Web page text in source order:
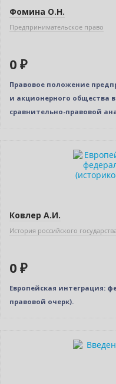
Фомина О.Н.
Предпринимательское право
0 ₽
Правовое положение
и акционерного общества
сравнительно-правовой
Ковлер А.И.
История российского
0 ₽
Европейская интеграция:
правовой очерк).